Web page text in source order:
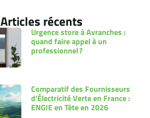
Articles récents
Urgence store à Avranches :
quand faire appel à un
professionnel ?
Comparatif des Fournisseurs
d’Électricité Verte en France :
ENGIE en Tête en 2026